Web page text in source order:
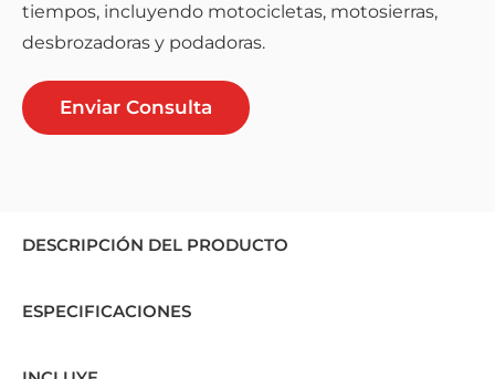
tiempos, incluyendo motocicletas, motosierras,
desbrozadoras y podadoras.
Enviar Consulta
DESCRIPCIÓN DEL PRODUCTO
ESPECIFICACIONES